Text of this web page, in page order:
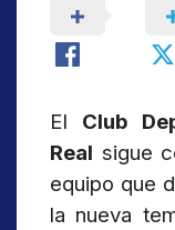
El Club
Real sigue
equipo que
la nueva